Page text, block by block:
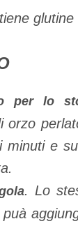
per lo
orzo
minuti e
. Lo